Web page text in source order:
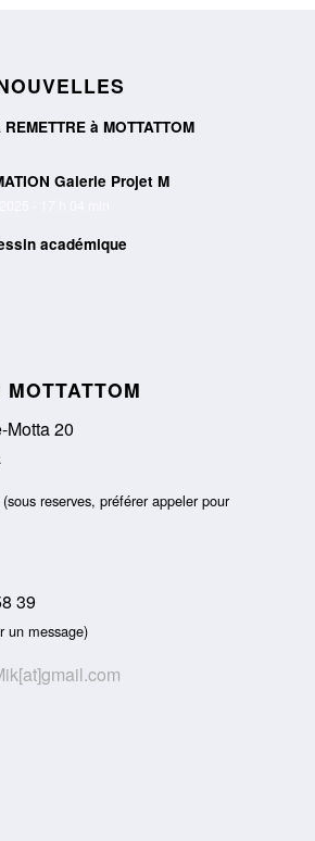
à MOTTATTOM
Galerie Projet M
académique
Motta 20
reserves, préférer appeler pour
39
un message)